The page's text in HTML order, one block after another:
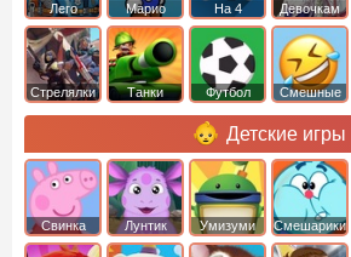
Лего Марио На 4 Девочкам
Стрелялки Танки Футбол Смешные
Детские игры
Свинка
Пеппа
Лунтик Умизуми Смешарики